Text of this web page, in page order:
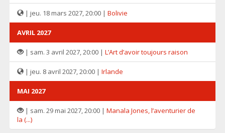
| jeu. 18 mars 2027, 20:00 | Bolivie
AVRIL 2027
| sam. 3 avril 2027, 20:00 | L’Art d’avoir toujours raison
| jeu. 8 avril 2027, 20:00 | Irlande
MAI 2027
| sam. 29 mai 2027, 20:00 | Manala Jones, l’aventurier de
la (...)